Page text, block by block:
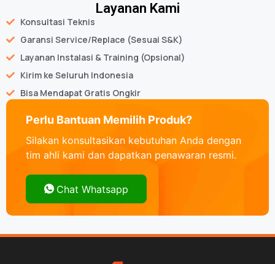
Layanan Kami
Konsultasi Teknis
Garansi Service/Replace (Sesuai S&K)
Layanan Instalasi & Training (Opsional)
Kirim ke Seluruh Indonesia
Bisa Mendapat Gratis Ongkir
Perlu Bantuan Memilih Produk?
Silakan konsultasikan kebutuhan Anda dengan
tim ahli kami dan dapatkan penawaran resmi.
Chat Whatsapp